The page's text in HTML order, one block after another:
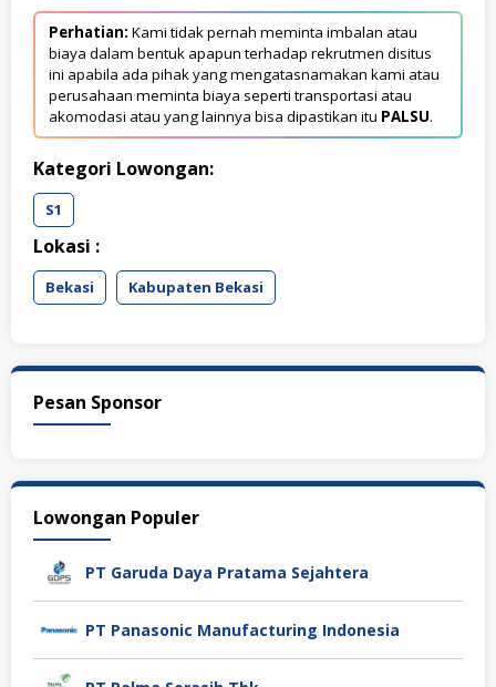
Perhatian: Kami tidak pernah meminta imbalan atau
biaya dalam bentuk apapun terhadap rekrutmen disitus
ini apabila ada pihak yang mengatasnamakan kami atau
perusahaan meminta biaya seperti transportasi atau
akomodasi atau yang lainnya bisa dipastikan itu PALSU.
Kategori Lowongan:
S1
Lokasi :
Bekasi Kabupaten Bekasi
Pesan Sponsor
Lowongan Populer
PT Garuda Daya Pratama Sejahtera
PT Panasonic Manufacturing Indonesia